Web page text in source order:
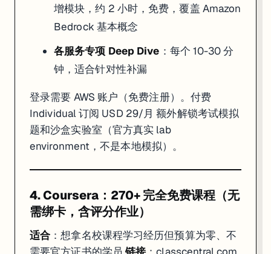
增模块，约 2 小时，免费，覆盖 Amazon
Bedrock 基本概念
各服务专项 Deep Dive ：每个 10-30 分
钟，适合针对性补漏
登录需要 AWS 账户（免费注册）。付费
Individual 订阅 USD 29/月 额外解锁考试模拟
题和沙盒实验室（官方真实 lab
environment，不是本地模拟）。
4. Coursera：270+ 完全免费课程（无
需绑卡，含评分作业）
适合 ：想拿名校课程学习经历但预算为零、不